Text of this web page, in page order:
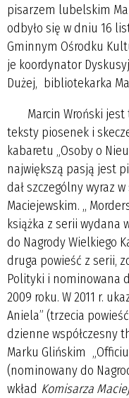
pisarzem lubelskim
odbyło się w dniu 16
Gminnym Ośrodku
je koordynator
Dużej, bibliotekarka
Marcin Wroński jest
teksty piosenek i
kabaretu „Osoby o
największą pasją jest
dał szczególny wyraz
Maciejewskim. ,,
książka z serii wydana
do Nagrody Wielkiego
druga powieść z serii,
Polityki i nominowana
2009 roku. W 2011 r.
Aniela” (trzecia
dzienne współczesny
Marku Glińskim
(nominowany do
wkład Komisarza